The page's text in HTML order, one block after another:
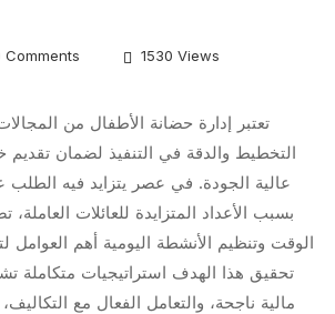
Comments 1530 Views
تعتبر إدارة حضانة الأطفال من
التخطيط والدقة في التنفيذ لضمان تقديم
عالية الجودة. في عصر يتزايد فيه
بسبب الأعداد المتزايدة للعائلات
الوقت وتنظيم الأنشطة اليومية أهم العوامل
تحقيق هذا الهدف استراتيجيات متكاملة
مالية ناجحة، والتعامل الفعال مع التكاليف،